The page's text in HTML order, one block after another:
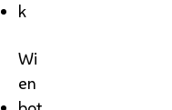
k
Wi
en